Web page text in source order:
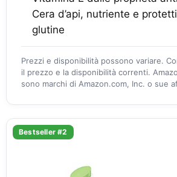
Cera d’api, nutriente e
glutine
Prezzi e disponibilità possono variare.
il prezzo e la disponibilità correnti.
sono marchi di Amazon.com, Inc. o sue
Bestseller #2